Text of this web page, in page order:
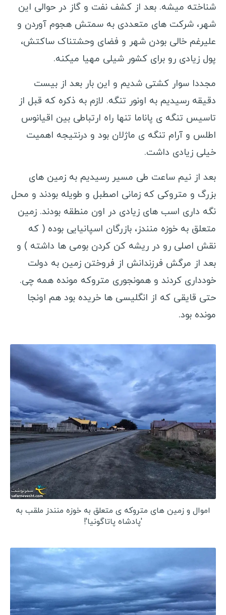
شناخته میشه. بعد از کشف نفت و گاز در حوالی این
شهر، شرکت های متعددی به سمتش هجوم آوردن و
علیرغم خالی بودن شهر و فضای وحشتناک ساکتش،
پول زیادی رو برای کشور شیلی مهیا میکنه.
مجددا سوار کشتی شدیم و این بار بعد از بیست
دقیقه رسیدیم به اونور تنگه. لازم به ذکره که قبل از
تاسیس تنگه ی پاناما تنها راه ارتباطی بین اقیانوس
اطلس و آرام تنگه ی ماژلان بود و درنتیجه اهمیت
خیلی زیادی داشت.
بعد از نیم ساعت طی مسیر رسیدیم به زمین های
بزرگ و متروکی که زمانی اصطبل و طویله بودند و محل
نگه داری اسب های زیادی در اون منطقه بودند. زمین
متعلق به خوزه منندز، بازرگان اسپانیایی بوده ( که
نقش اصلی رو در ریشه کن کردن بومی ها داشته ) و
بعد از مرگش فرزندانش از فروختن زمین به دولت
خودداری کردند و همونجوری متروکه مونده همه چی.
حتی قایقی که از انگلیسی ها خریده بود هم اونجا
مونده بود.
اموال و زمین های متروکه ی متعلق به خوزه منندز ملقب به
'پادشاه پاتاگونیا'!